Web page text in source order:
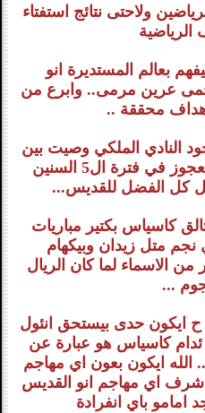
ولاحتى نتائج استفتاء
الرياضية
بعالم المستديرة انو
عرين مرمى.. وابرع من
محققة ..
النادي الملكي وصيت بين
النوادي العريقة في القارة العجوز في فترة ال5 السنين
كل الفضل للقديس...
كاسياس بكتير مباريات
متل زيدان وبيكهام
من الاسماء لما كان الريال
...
ايكون حدى بيستحق انئول
كاسياس هو عبارة عن
ايكون بعون اي مهاجم
شرف اي مهاجم انو القديس
امامو باي انفرادة